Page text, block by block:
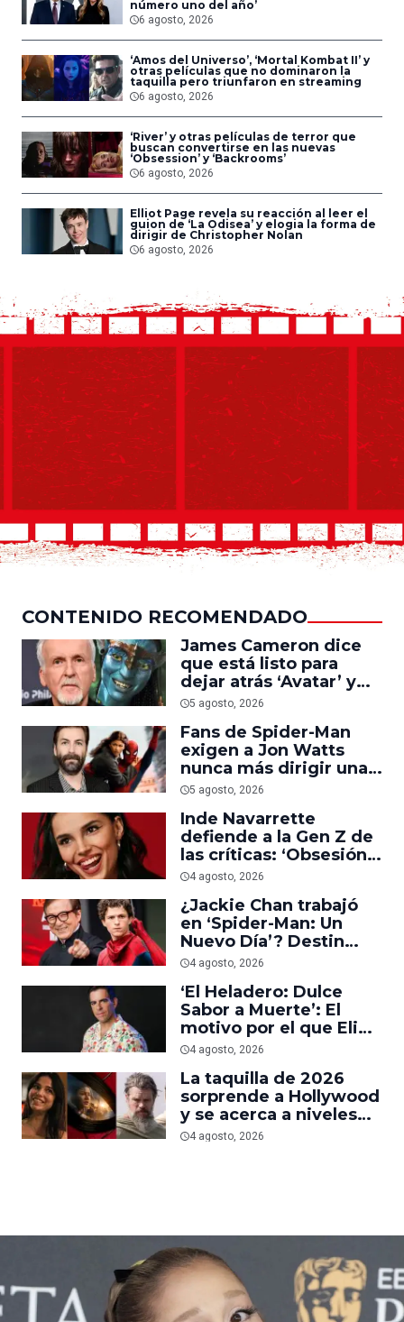
número uno del año’
6 agosto, 2026
‘Amos del Universo’, ‘Mortal Kombat II’ y
otras películas que no dominaron la
taquilla pero triunfaron en streaming
6 agosto, 2026
‘River’ y otras películas de terror que
buscan convertirse en las nuevas
‘Obsession’ y ‘Backrooms’
6 agosto, 2026
Elliot Page revela su reacción al leer el
guion de ‘La Odisea’ y elogia la forma de
dirigir de Christopher Nolan
6 agosto, 2026
CONTENIDO RECOMENDADO
James Cameron dice
que está listo para
dejar atrás ‘Avatar’ y
trabajar en ‘el último
5 agosto, 2026
Fans de Spider-Man
exigen a Jon Watts
nunca más dirigir una
película del personaje
5 agosto, 2026
Inde Navarrette
defiende a la Gen Z de
las críticas: ‘Obsesión
es prueba de que los
4 agosto, 2026
¿Jackie Chan trabajó
en ‘Spider-Man: Un
Nuevo Día’? Destin
Daniel Cretton aclara el
4 agosto, 2026
‘El Heladero: Dulce
Sabor a Muerte’: El
motivo por el que Eli
Roth se hartó de los
Hollywood e hizo su
nueva película gore
4 agosto, 2026
La taquilla de 2026
sorprende a Hollywood
y se acerca a niveles
anteriores a la
4 agosto, 2026